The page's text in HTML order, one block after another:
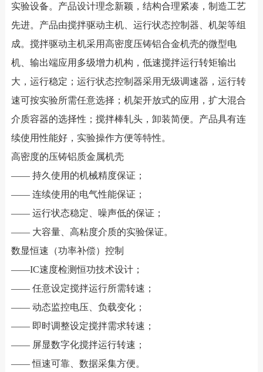
实验设备。产品设计理念新颖，结构合理紧凑，制造工艺
先进。产品由搅拌驱动主机、运行状态控制器、机架等组
成。搅拌驱动主机采用高密度压铸铝合金机壳的微型电
机、输出端应用多级增力机构，低速搅拌运行转矩输出
大，运行稳定；运行状态控制器采用无级调速器，运行转
速可按实验所需任意选择；机架开放式的应用，扩大混合
介质容器的选择性；搅拌棒轧头，卸装简便。产品具有连
续使用性能好，实验操作方便等特性。
高密度的压铸铝质金属机壳
—— 持久使用的机械精度保证；
—— 连续使用的电气性能保证；
—— 运行状态稳定、噪声低的保证；
—— 大容量、高粘度介质的实验保证。
数显恒速（功率补偿）控制
——IC速度检测恒功技术设计；
—— 任意设定搅拌运行所需转速；
—— 动态监控电压、负载变化；
—— 即时调整设定搅拌需求转速；
—— 屏显数字化搅拌运行转速；
—— 恒速可靠、数据采集方便。